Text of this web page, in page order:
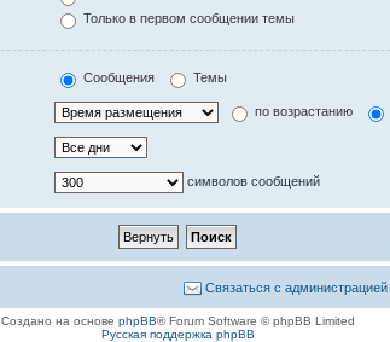
Только в первом сообщении темы
Сообщения Темы
по возрастанию
символов сообщений
Связаться с администрацией
Создано на основе phpBB® Forum Software © phpBB Limited
Русская поддержка phpBB